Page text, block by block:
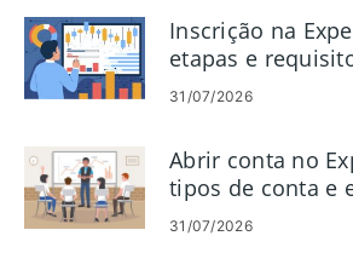
Inscrição na
etapas e
conta
31/07/2026
Abrir conta no
tipos de conta e
configuração
31/07/2026